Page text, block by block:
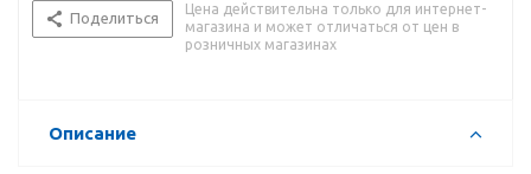
Поделиться
Цена действительна только для интернет-
магазина и может отличаться от цен в
розничных магазинах
Описание